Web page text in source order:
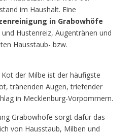
im Haushalt. Eine
in Grabowhöfe
Hustenreiz, Augentränen und
Hausstaub- bzw.
der Milbe ist der häufigste
tränenden Augen, triefender
in Mecklenburg-Vorpommern.
Grabowhöfe sorgt dafür das
von Hausstaub, Milben und